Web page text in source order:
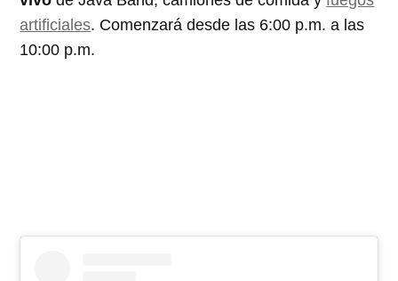
artificiales. Comenzará desde las 6:00 p.m. a las
10:00 p.m.